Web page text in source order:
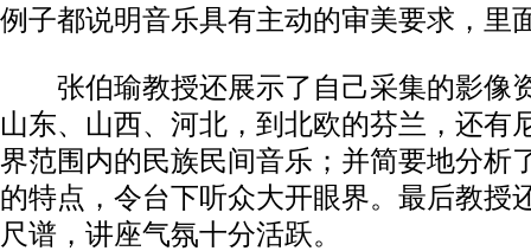
例子都说明音乐具有主动的审美要求，里
张伯瑜教授还展示了自己采集的影像
山东、山西、河北，到北欧的芬兰，还有
界范围内的民族民间音乐；并简要地分析
的特点，令台下听众大开眼界。最后教授
尺谱，讲座气氛十分活跃。